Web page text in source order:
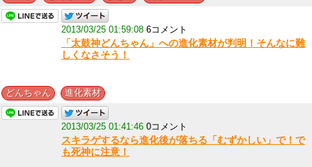
2013/03/25 01:59:08 6コメント
「太鼓神どんちゃん」への進化素材が判明！そんなに難
しくなさそう！
どんちゃん 進化素材
2013/03/25 01:41:46 0コメント
スキラゲするなら進化後が落ちる「むずかしい」で！で
も死神に注意！